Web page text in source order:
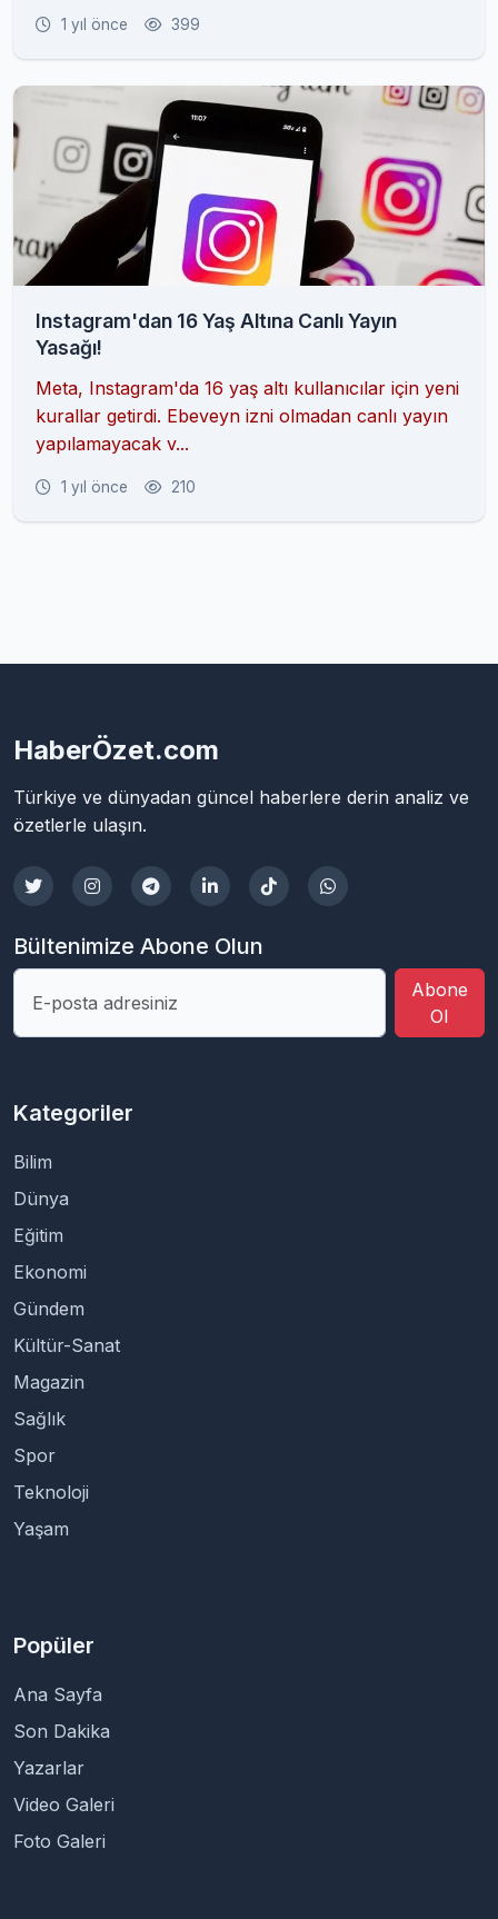
1 yıl önce 399
Instagram'dan 16 Yaş Altına Canlı Yayın
Yasağı!
Meta, Instagram'da 16 yaş altı kullanıcılar için yeni
kurallar getirdi. Ebeveyn izni olmadan canlı yayın
yapılamayacak v...
1 yıl önce 210
HaberÖzet.com
Türkiye ve dünyadan güncel haberlere derin analiz ve
özetlerle ulaşın.
Bültenimize Abone Olun
Abone
Ol
Kategoriler
Bilim
Dünya
Eğitim
Ekonomi
Gündem
Kültür-Sanat
Magazin
Sağlık
Spor
Teknoloji
Yaşam
Popüler
Ana Sayfa
Son Dakika
Yazarlar
Video Galeri
Foto Galeri